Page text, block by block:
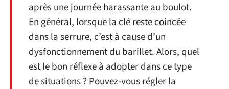
après une journée harassante au boulot.
En général, lorsque la clé reste coincée
dans la serrure, c’est à cause d’un
dysfonctionnement du barillet. Alors, quel
est le bon réflexe à adopter dans ce type
de situations ? Pouvez-vous régler la